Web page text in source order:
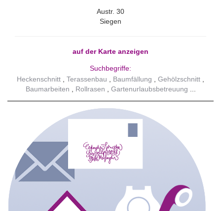
Austr. 30
Siegen
auf der Karte anzeigen
Suchbegriffe:
Heckenschnitt
Terassenbau Baumfällung
Gehölzschnitt
Baumarbeiten
Rollrasen Gartenurlaubsbetreuung